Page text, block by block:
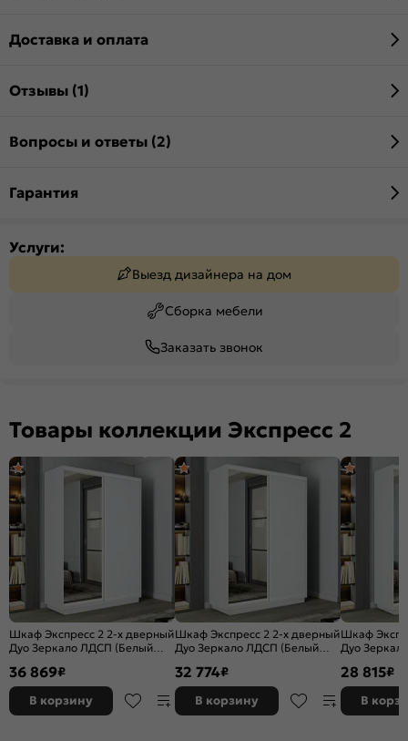
Доставка и оплата
Отзывы (1)
Вопросы и ответы (2)
Гарантия
Услуги:
Выезд дизайнера на дом
Сборка мебели
Заказать звонок
Товары коллекции Экспресс 2
Шкаф Экспресс 2 2-х дверный
Дуо Зеркало ЛДСП (Белый
1600x2200x450
36 869₽
В корзину
Шкаф Экспресс 2 2-х дверный
Дуо Зеркало ЛДСП (Белый
1400x2200x450
32 774₽
В корзину
Шкаф
Дуо
28 815₽
В